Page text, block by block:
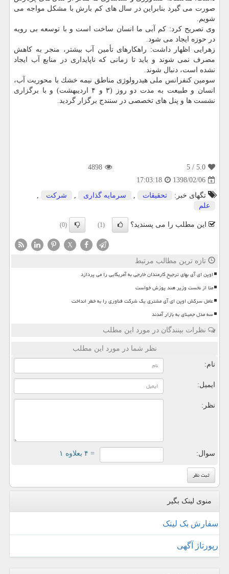
صورت می گیرد بنابراین در سال های كم بارش با مشكل مواجه می
شویم.
وی تصریح كرد: كم آبی ما انسان ساخت است و با توسعه بی رویه
در حوزه ایجاد می شود.
زهرایی اظهار داشت: راهكارهای تأمین آب بیشتر، منجر به كاهش
مصرف نمی شوند و باید تا زمانی كه ناپایداری در منابع آب ایجاد
نشده است، دنبال شوند.
سومین كنفرانس ملی هیدرولوژی مناطق نیمه خشك با محوریت آب،
انسان و طبیعت به مدت دو روز (۳ و ۴ اردیبهشت) و با برگزاری
نشست ها و پنل های تخصصی در سنندج برگزار گردید.
5.0
/ 5
4898
1398/02/06
17:03:18
تگهای خبر:
تحقیقات , سرمایه گذاری , شركت
,
علم
این مطلب را می پسندید؟ (1)
(0)
X
تازه ترین مطالب مرتبط
اوپن ای آی بهای ترجیح کارمندان خارجی به آمریکایی را می پردازد
متا از نخست وزیر هند پوزش خواست
عامل سرکش اوپن ای آی مشتری یک شرکت فناوری را به خطر انداخت
سه مدل جمینای به بازار آمدند
نظرات بینندگان در مورد این مطلب
نظر شما در مورد این مطلب
نام:
ایمیل:
نظر:
سوال: = ۴ بعلاوه ۱
منوی لینک بگیر
سفارش بک لینک
رپورتاژ آگهی